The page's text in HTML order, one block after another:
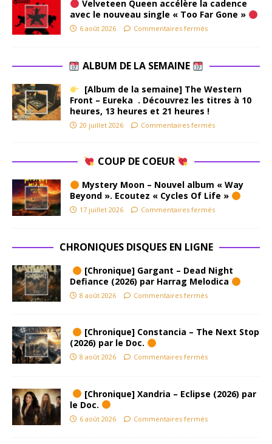
Velveteen Queen accélère la cadence
avec le nouveau single « Too Far Gone »
6 août 2026 Commentaires fermés
ALBUM DE LA SEMAINE
[Album de la semaine] The Western
Front – Eureka . Découvrez les titres à 10
heures, 13 heures et 21 heures !
20 juillet 2026 Commentaires fermés
COUP DE COEUR
Mystery Moon – Nouvel album « Way
Beyond ». Ecoutez « Cycles Of Life »
17 juillet 2026 Commentaires fermés
CHRONIQUES DISQUES EN LIGNE
[Chronique] Gargant – Dead Night
Defiance (2026) par Harrag Melodica
8 août 2026 Commentaires fermés
[Chronique] Constancia – The Next Stop
(2026) par le Doc.
8 août 2026 Commentaires fermés
[Chronique] Xandria – Eclipse (2026) par
le Doc.
6 août 2026 Commentaires fermés